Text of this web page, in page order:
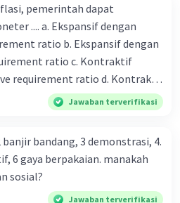
pemerintah dapat
.... a. Ekspansif dengan
ratio b. Ekspansif dengan
ratio c. Kontraktif
requirement ratio d. Kontraktif
requirement ratio e.
tingkat diskonto Bila Bank
Menimbulkan inflasi di mana
(penawaran uang) naik
b. Menimbulkan deflasi di
Jawaban terverifikasi
bandang, 3 demonstrasi, 4.
6 gaya berpakaian. manakah
sosial?
Jawaban terverifikasi